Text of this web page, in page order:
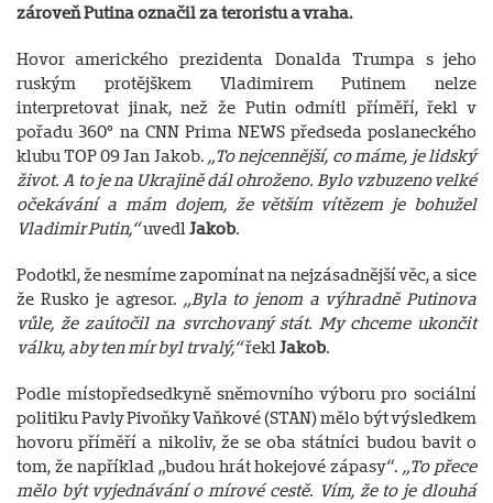
zároveň Putina označil za teroristu a vraha.
Hovor amerického prezidenta Donalda Trumpa s jeho
ruským protějškem Vladimirem Putinem nelze
interpretovat jinak, než že Putin odmítl příměří, řekl v
pořadu 360° na CNN Prima NEWS předseda poslaneckého
klubu TOP 09 Jan Jakob. „To nejcennější, co máme, je lidský
život. A to je na Ukrajině dál ohroženo. Bylo vzbuzeno velké
očekávání a mám dojem, že větším vítězem je bohužel
Vladimir Putin,“uvedl Jakob.
Podotkl, že nesmíme zapomínat na nejzásadnější věc, a sice
že Rusko je agresor. „Byla to jenom a výhradně Putinova
vůle, že zaútočil na svrchovaný stát. My chceme ukončit
válku, aby ten mír byl trvalý,“řekl Jakob.
Podle místopředsedkyně sněmovního výboru pro sociální
politiku Pavly Pivoňky Vaňkové (STAN) mělo být výsledkem
hovoru příměří a nikoliv, že se oba státníci budou bavit o
tom, že například „budou hrát hokejové zápasy“. „To přece
mělo být vyjednávání o mírové cestě. Vím, že to je dlouhá